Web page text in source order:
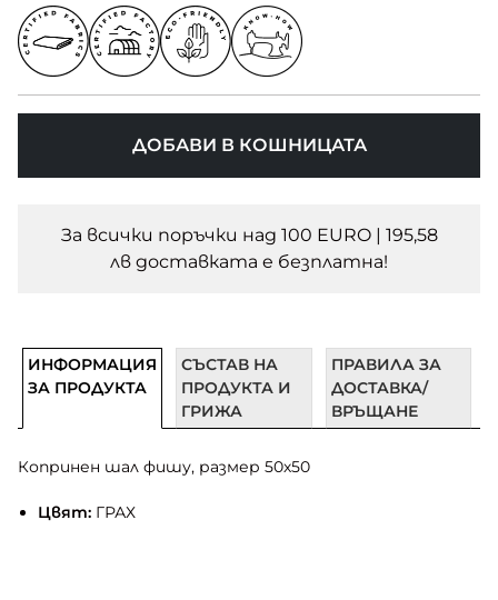
ДОБАВИ В КОШНИЦАТА
За всички поръчки над 100 EURO | 195,58
лв доставката e безплатна!
ИНФОРМАЦИЯ
ЗА ПРОДУКТА
СЪСТАВ НА
ПРОДУКТА И
ГРИЖА
ПРАВИЛА ЗА
ДОСТАВКА/
ВРЪЩАНЕ
Копринен шал фишу, размер 50х50
Цвят:ГРАХ